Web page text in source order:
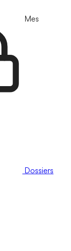
Mes
Dossiers